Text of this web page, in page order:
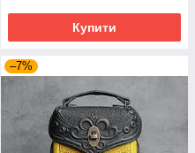
Купити
–7%